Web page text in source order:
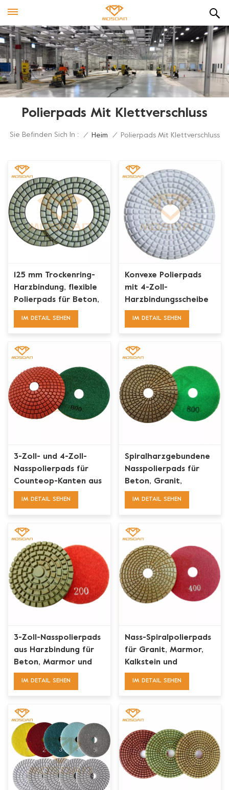
Polierpads Mit Klettverschluss
Sie Befinden Sich In : / Heim / Polierpads Mit Klettverschluss
125 mm Trockenring-
Harzbindung, flexible
Polierpads für Beton,
Granit, Marmor
IM DETAIL SEHEN
Konvexe Polierpads
mit 4-Zoll-
Harzbindungsscheibe
und Klettverschluss für
IM DETAIL SEHEN
3-Zoll- und 4-Zoll-
Nasspolierpads für
Counteop-Kanten aus
Granit und Marmor
IM DETAIL SEHEN
Spiralharzgebundene
Nasspolierpads für
Beton, Granit,
Marmor und Terrazzo
IM DETAIL SEHEN
3-Zoll-Nasspolierpads
aus Harzbindung für
Beton, Marmor und
Granit
IM DETAIL SEHEN
Nass-Spiralpolierpads
für Granit, Marmor,
Kalkstein und
Terrazzo
IM DETAIL SEHEN